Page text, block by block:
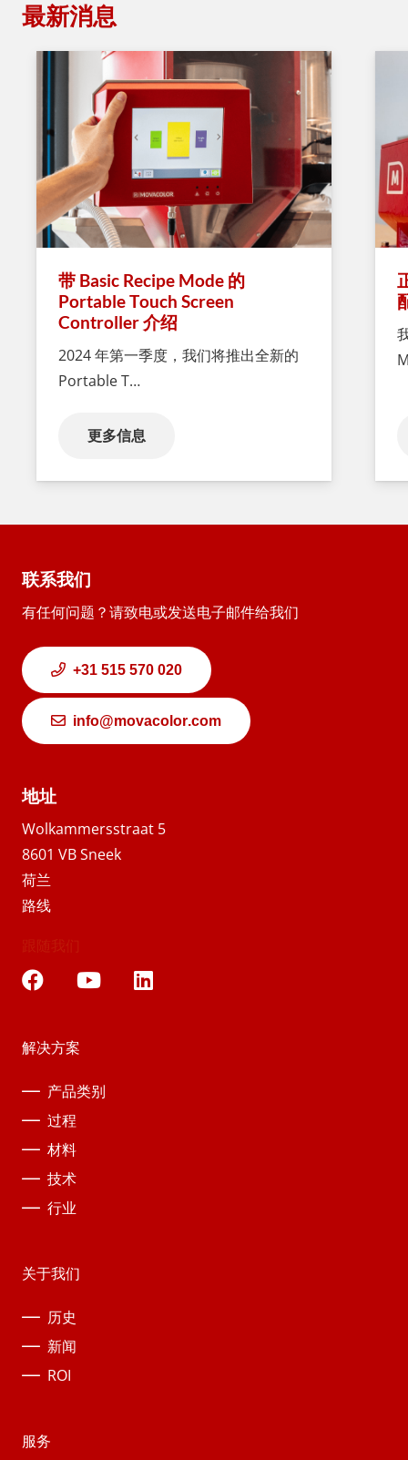
最新消息
带 Basic Recipe Mode 的
Portable Touch Screen
Controller 介绍
2024 年第一季度，我们将推出全新的
Portable T…
更多信息
联系我们
有任何问题？请致电或发送电子邮件给我们
+31 515 570 020
info@movacolor.com
地址
Wolkammersstraat 5
8601 VB Sneek
荷兰
路线
跟随我们
解决方案
产品类别
过程
材料
技术
行业
关于我们
历史
新闻
ROI
服务